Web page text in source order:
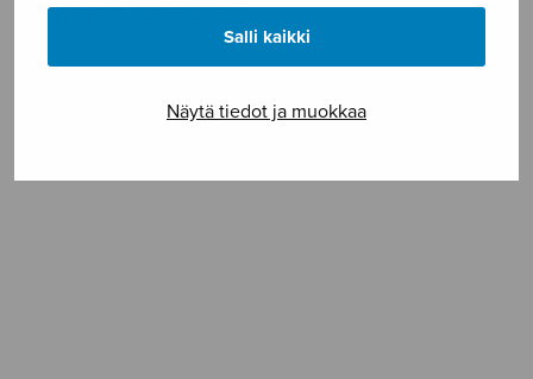
Salli kaikki
Näytä tiedot ja muokkaa
ISMN 979-0-55013-556-7